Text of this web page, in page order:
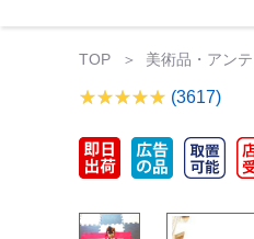
TOP 美術品・アン
(3617)